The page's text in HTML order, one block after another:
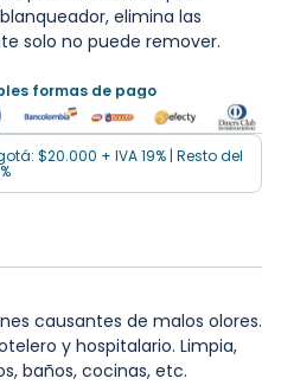
elimina las
solo no puede remover.
formas de pago
$20.000 + IVA 19% | Resto del
causantes de malos olores.
y hospitalario. Limpia,
baños, cocinas, etc.